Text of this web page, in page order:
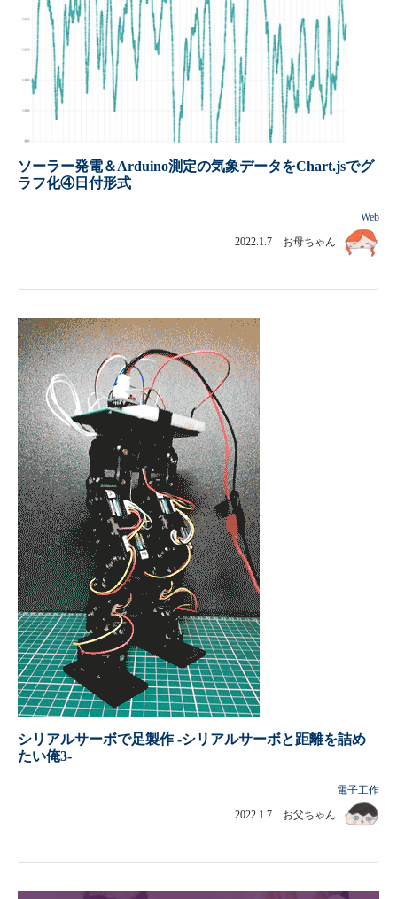
ソーラー発電＆Arduino測定の気象データをChart.jsでグ
ラフ化④日付形式
Web
2022.1.7 お母ちゃん
シリアルサーボで足製作 -シリアルサーボと距離を詰め
たい俺3-
電子工作
2022.1.7 お父ちゃん